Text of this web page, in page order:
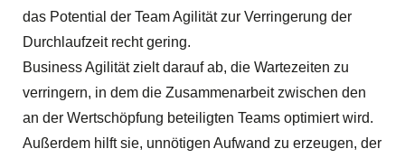
das Potential der Team Agilität zur Verringerung der
Durchlaufzeit recht gering.
Business Agilität zielt darauf ab, die Wartezeiten zu
verringern, in dem die Zusammenarbeit zwischen den
an der Wertschöpfung beteiligten Teams optimiert wird.
Außerdem hilft sie, unnötigen Aufwand zu erzeugen, der